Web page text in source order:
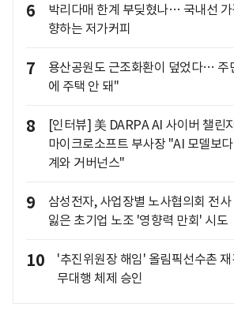
6
박리다매 한계 부딪혔나… 국내선
향하는 저가커피
7
용산공원도 근조화환이 덮었다… 주
에 주택 안 돼"
8
[인터뷰] 美 DARPA AI 사이버 챌린
마이크로소프트 부사장 "AI 모델보
계와 거버넌스"
9
삼성전자, 사업장별 노사협의회 전
잃은 초기업 노조 '영향력 만회' 시도
10
'추진위원장 해임' 올림픽선수촌
무대행 체제 승인